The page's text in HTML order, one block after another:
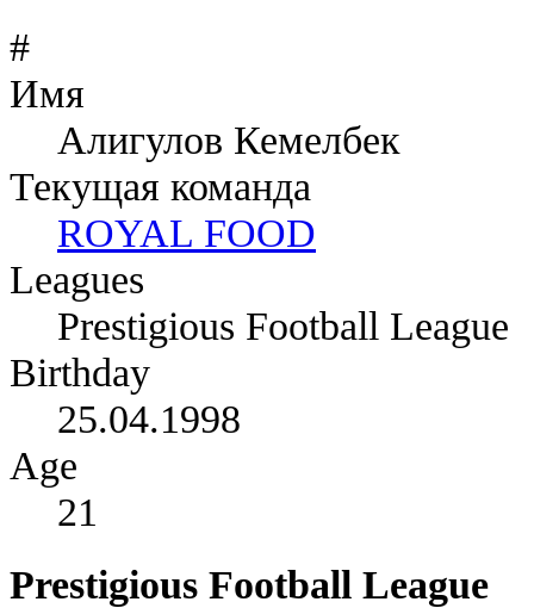
#
Имя
Алигулов Кемелбек
Текущая команда
ROYAL FOOD
Leagues
Prestigious Football League
Birthday
25.04.1998
Age
21
Prestigious Football League